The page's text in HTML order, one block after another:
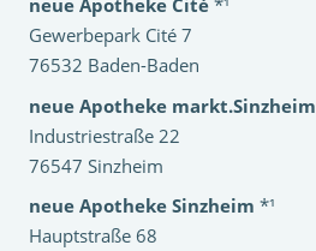
Gewerbepark Cité 7
76532 Baden-Baden
neue Apotheke markt.Sinzheim
Industriestraße 22
76547 Sinzheim
neue Apotheke Sinzheim *¹
Hauptstraße 68